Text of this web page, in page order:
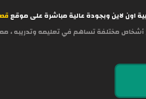
مختلفة تساهم في تعليمه وتدريبه ،